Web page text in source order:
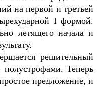
на первой и третьей
Iформой.
летящего начала и
решительный
Теперь
предложение, и